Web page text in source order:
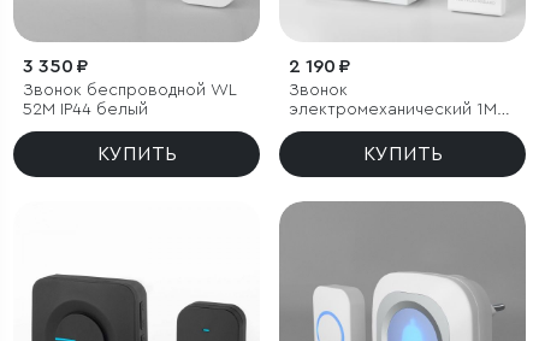
3 350 ₽
Звонок беспроводной WL
52M IP44 белый
КУПИТЬ
2 190 ₽
Звонок
электромеханический 1M
IP44
КУПИТЬ